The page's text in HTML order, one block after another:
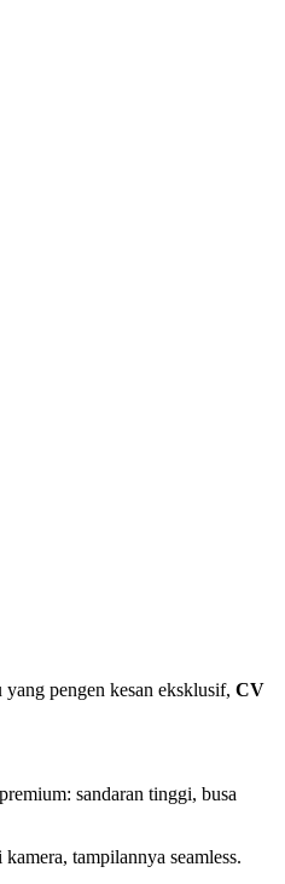
pengen kesan eksklusif, CV
sandaran tinggi, busa
tampilannya seamless.